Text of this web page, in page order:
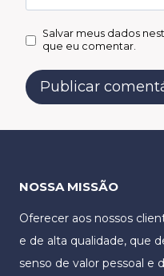
Salvar meus dados
que eu comentar.
NOSSA MISSÃO
Oferecer aos nossos
e de alta qualidade, que
senso de valor pessoal e